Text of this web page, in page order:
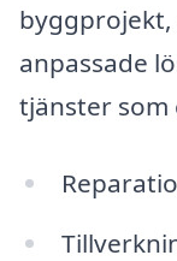
anpassade
tjänster som